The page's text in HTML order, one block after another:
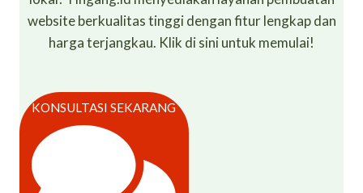
website berkualitas tinggi dengan fitur lengkap dan
harga terjangkau. Klik di sini untuk memulai!
KONSULTASI SEKARANG